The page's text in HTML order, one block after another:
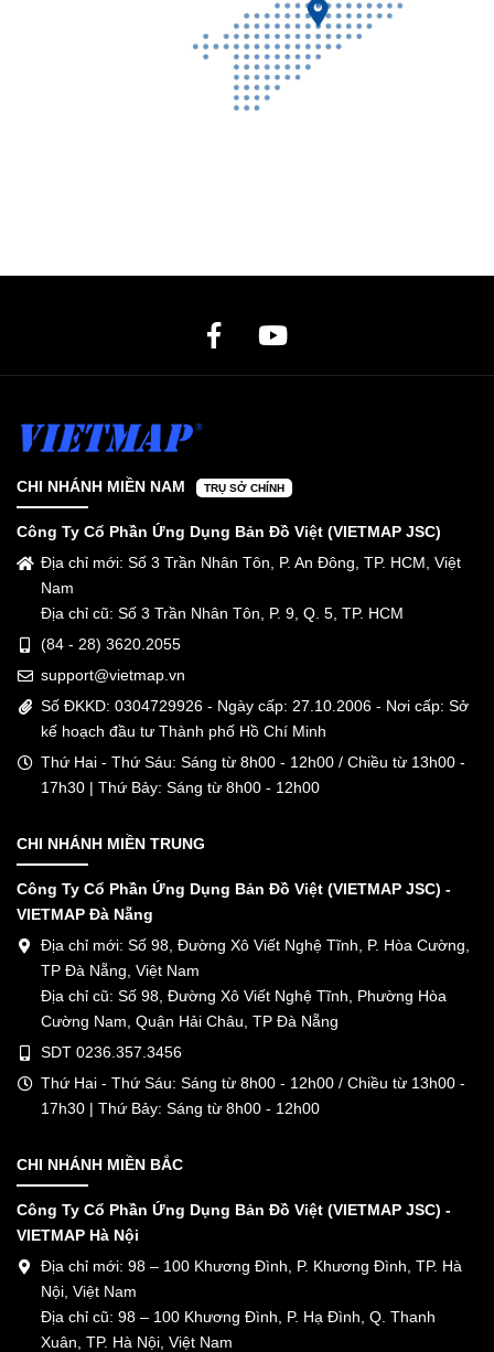
CHI NHÁNH MIỀN NAM TRỤ SỞ CHÍNH
Công Ty Cổ Phần Ứng Dụng Bản Đồ Việt (VIETMAP JSC)
Địa chỉ mới: Số 3 Trần Nhân Tôn, P. An Đông, TP. HCM, Việt
Nam
Địa chỉ cũ: Số 3 Trần Nhân Tôn, P. 9, Q. 5, TP. HCM
(84 - 28) 3620.2055
support@vietmap.vn
Số ĐKKD: 0304729926 - Ngày cấp: 27.10.2006 - Nơi cấp: Sở
kế hoạch đầu tư Thành phố Hồ Chí Minh
Thứ Hai - Thứ Sáu: Sáng từ 8h00 - 12h00 / Chiều từ 13h00 -
17h30 | Thứ Bảy: Sáng từ 8h00 - 12h00
CHI NHÁNH MIỀN TRUNG
Công Ty Cổ Phần Ứng Dụng Bản Đồ Việt (VIETMAP JSC) -
VIETMAP Đà Nẵng
Địa chỉ mới: Số 98, Đường Xô Viết Nghệ Tĩnh, P. Hòa Cường,
TP Đà Nẵng, Việt Nam
Địa chỉ cũ: Số 98, Đường Xô Viết Nghệ Tĩnh, Phường Hòa
Cường Nam, Quận Hải Châu, TP Đà Nẵng
SDT 0236.357.3456
Thứ Hai - Thứ Sáu: Sáng từ 8h00 - 12h00 / Chiều từ 13h00 -
17h30 | Thứ Bảy: Sáng từ 8h00 - 12h00
CHI NHÁNH MIỀN BẮC
Công Ty Cổ Phần Ứng Dụng Bản Đồ Việt (VIETMAP JSC) -
VIETMAP Hà Nội
Địa chỉ mới: 98 – 100 Khương Đình, P. Khương Đình, TP. Hà
Nội, Việt Nam
Địa chỉ cũ: 98 – 100 Khương Đình, P. Hạ Đình, Q. Thanh
Xuân, TP. Hà Nội, Việt Nam